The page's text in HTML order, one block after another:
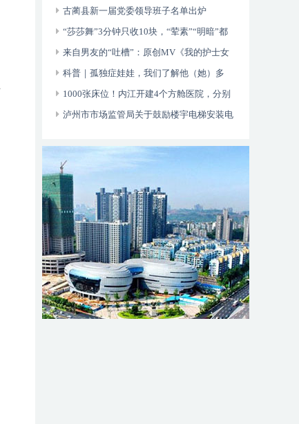
古蔺县新一届党委领导班子名单出炉
“莎莎舞”3分钟只收10块，“荤素”“明暗”都
有，还可以······
来自男友的“吐槽”：原创MV《我的护士女
友》今日上线！
科普｜孤独症娃娃，我们了解他（她）多
少？1000张床位！内江开建4个方舱医院，分别
位于——
泸州市市场监管局关于鼓励楼宇电梯安装电